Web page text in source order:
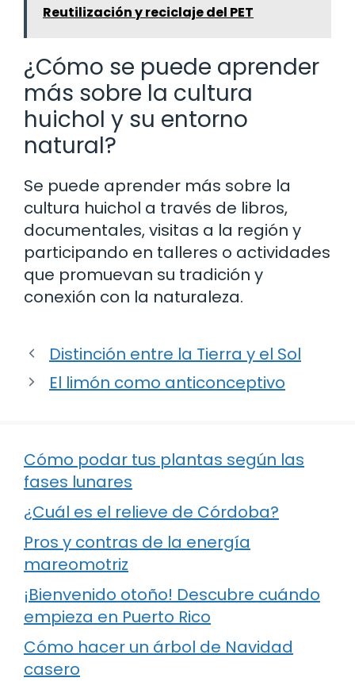
Reutilización y reciclaje del PET
¿Cómo se puede aprender
más sobre la cultura
huichol y su entorno
natural?
Se puede aprender más sobre la
cultura huichol a través de libros,
documentales, visitas a la región y
participando en talleres o actividades
que promuevan su tradición y
conexión con la naturaleza.
Distinción entre la Tierra y el Sol
El limón como anticonceptivo
Cómo podar tus plantas según las
fases lunares
¿Cuál es el relieve de Córdoba?
Pros y contras de la energía
mareomotriz
¡Bienvenido otoño! Descubre cuándo
empieza en Puerto Rico
Cómo hacer un árbol de Navidad
casero